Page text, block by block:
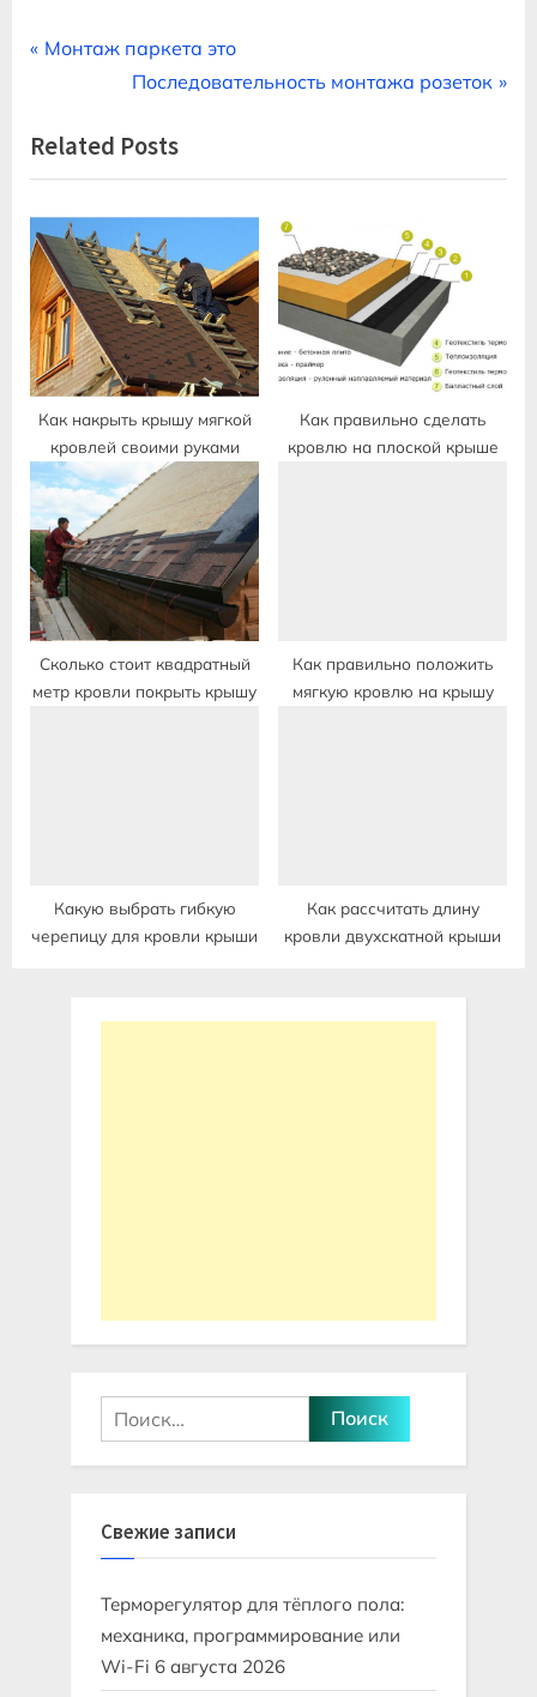
Навигация
записям
P
v
i
o
u
s
P
o
s
t
Монтаж паркета это
N
x
t
P
o
s
t
:
Последовательность монтажа розеток
Related Posts
Как накрыть крышу мягкой
кровлей своими руками
Как правильно сделать
кровлю на плоской крыше
Сколько стоит квадратный
метр кровли покрыть крышу
Как правильно положить
мягкую кровлю на крышу
Какую выбрать гибкую
черепицу для кровли крыши
Как рассчитать длину
кровли двухскатной крыши
Найти:
Свежие записи
Терморегулятор для тёплого пола:
механика, программирование или
Wi-Fi 6 августа 2026